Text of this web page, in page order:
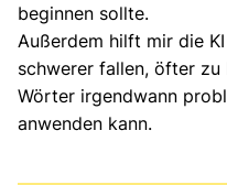
beginnen sollte.
Außerdem hilft mir die
schwerer fallen, öfter zu
Wörter irgendwann
anwenden kann.